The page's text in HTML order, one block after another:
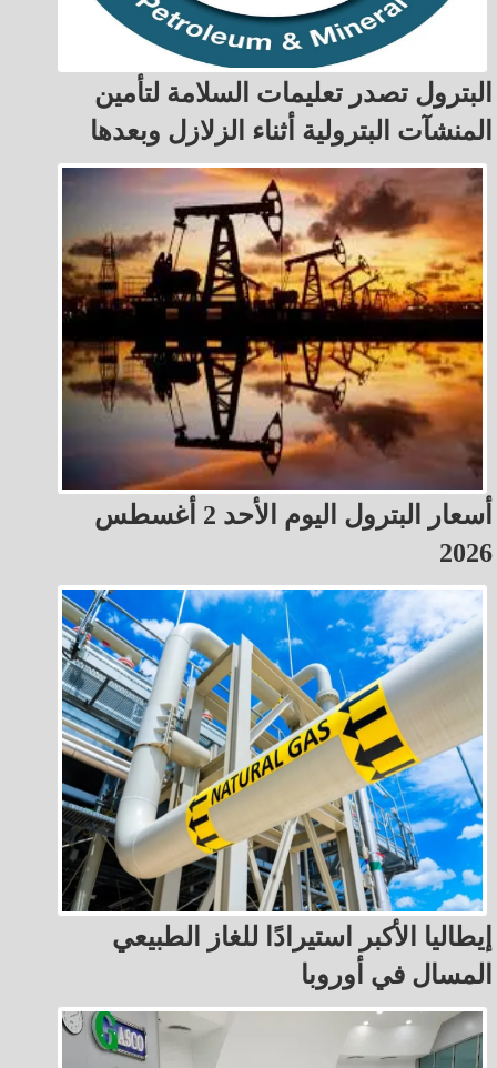
البترول تصدر تعليمات السلامة لتأمين
المنشآت البترولية أثناء الزلازل وبعدها
أسعار البترول اليوم الأحد 2 أغسطس
2026
إيطاليا الأكبر استيرادًا للغاز الطبيعي
المسال في أوروبا